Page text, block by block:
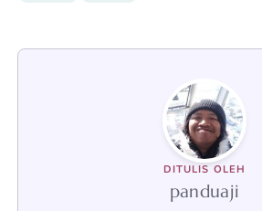
DITULIS OLEH
panduaji